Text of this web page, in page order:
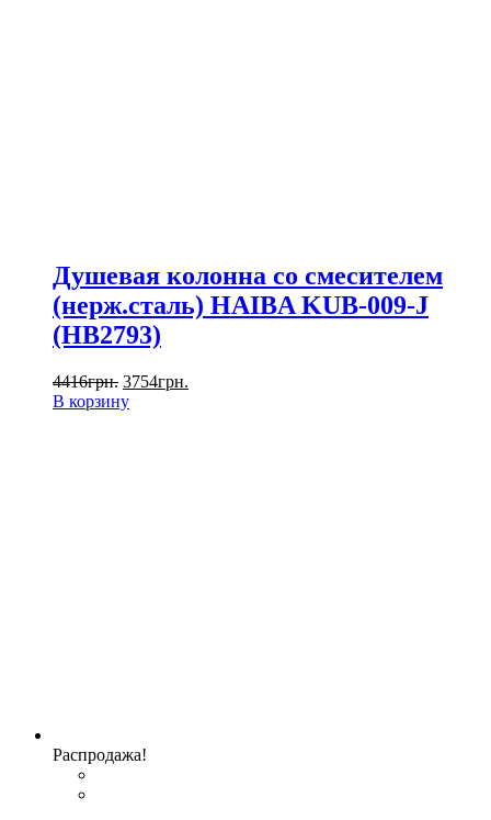
Душевая колонна со смесителем
(нерж.сталь) HAIBA KUB-009-J
(HB2793)
4416грн. 3754грн.
В корзину
Распродажа!